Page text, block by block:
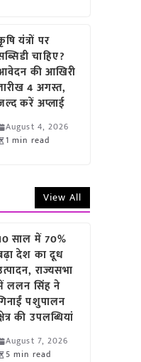
यंत्रों पर
चाहिए?
की आखिरी
4 अगस्त,
करें अप्लाई
August 4, 2026
1 min read
View All
साल में 70%
देश का दूध
राज्यसभा
ललन सिंह ने
पशुपालन
की उपलब्धियां
August 7, 2026
5 min read